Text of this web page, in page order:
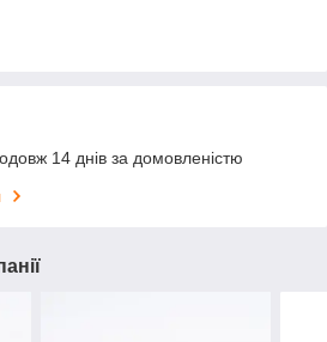
14 днів за домовленістю